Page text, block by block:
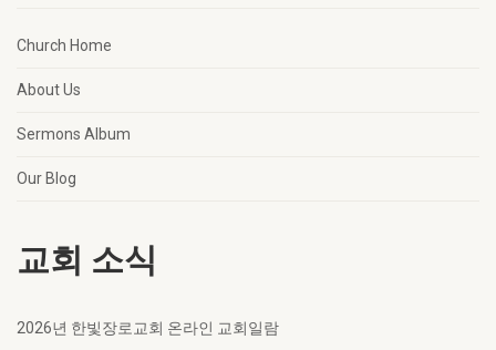
Church Home
About Us
Sermons Album
Our Blog
교회 소식
2026년 한빛장로교회 온라인 교회일람